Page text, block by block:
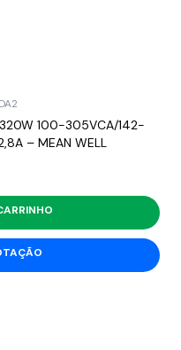
100-305VCA/142-
– MEAN WELL